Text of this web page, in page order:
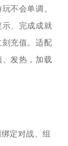
不会单调。
、完成成就
充值。适配
发热，加载
定对战、组